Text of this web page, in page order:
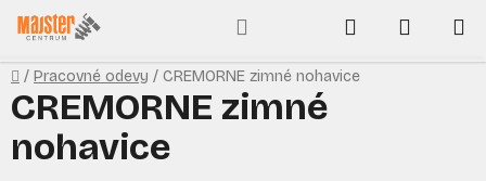
Prejsť
na
obsah
Hľadať
KOŠÍK
Domov
/ Pracovné odevy / CREMORNE zimné nohavice
CREMORNE zimné
nohavice